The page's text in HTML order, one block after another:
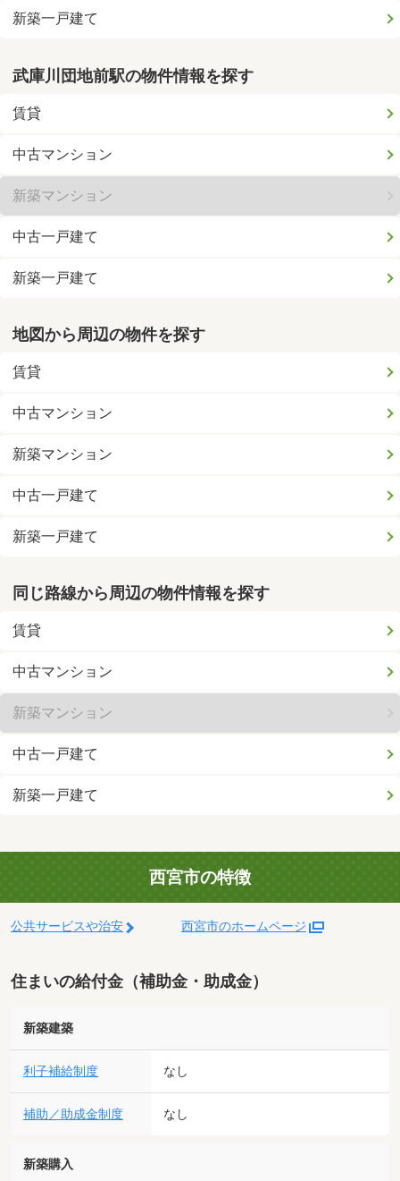
新築一戸建て
武庫川団地前駅の物件情報を探す
賃貸
中古マンション
新築マンション
中古一戸建て
新築一戸建て
地図から周辺の物件を探す
賃貸
中古マンション
新築マンション
中古一戸建て
新築一戸建て
同じ路線から周辺の物件情報を探す
賃貸
中古マンション
新築マンション
中古一戸建て
新築一戸建て
西宮市の特徴
公共サービスや治安 西宮市のホームページ
住まいの給付金（補助金・助成金）
新築建築
利子補給制度 なし
補助／助成金制度 なし
新築購入